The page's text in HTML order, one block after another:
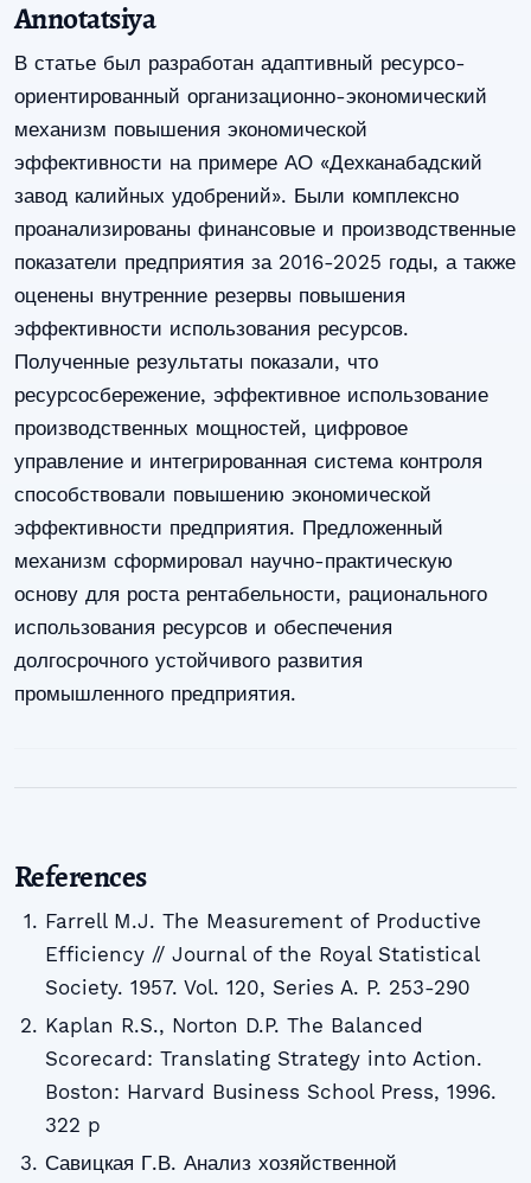
Annotatsiya
В статье был разработан адаптивный ресурсо-
ориентированный организационно-экономический
механизм повышения экономической
эффективности на примере АО «Дехканабадский
завод калийных удобрений». Были комплексно
проанализированы финансовые и производственные
показатели предприятия за 2016-2025 годы, а также
оценены внутренние резервы повышения
эффективности использования ресурсов.
Полученные результаты показали, что
ресурсосбережение, эффективное использование
производственных мощностей, цифровое
управление и интегрированная система контроля
способствовали повышению экономической
эффективности предприятия. Предложенный
механизм сформировал научно-практическую
основу для роста рентабельности, рационального
использования ресурсов и обеспечения
долгосрочного устойчивого развития
промышленного предприятия.
References
Farrell M.J. The Measurement of Productive
Efficiency // Journal of the Royal Statistical
Society. 1957. Vol. 120, Series A. P. 253-290
Kaplan R.S., Norton D.P. The Balanced
Scorecard: Translating Strategy into Action.
Boston: Harvard Business School Press, 1996.
322 p
Савицкая Г.В. Анализ хозяйственной